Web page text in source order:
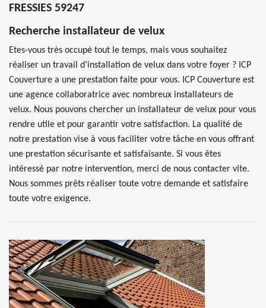
FRESSIES 59247
Recherche installateur de velux
Etes-vous très occupé tout le temps, mais vous souhaitez
réaliser un travail d’installation de velux dans votre foyer ? ICP
Couverture a une prestation faite pour vous. ICP Couverture est
une agence collaboratrice avec nombreux installateurs de
velux. Nous pouvons chercher un installateur de velux pour vous
rendre utile et pour garantir votre satisfaction. La qualité de
notre prestation vise à vous faciliter votre tâche en vous offrant
une prestation sécurisante et satisfaisante. Si vous êtes
intéressé par notre intervention, merci de nous contacter vite.
Nous sommes prêts réaliser toute votre demande et satisfaire
toute votre exigence.